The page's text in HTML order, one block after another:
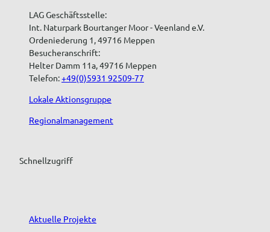
LAG Geschäftsstelle:
Int. Naturpark Bourtanger Moor - Veenland e.V.
Ordeniederung 1, 49716 Meppen
Besucheranschrift:
Helter Damm 11a, 49716 Meppen
Telefon:+49(0)5931 92509-77
Lokale Aktionsgruppe
Regionalmanagement
Schnellzugriff
Aktuelle Projekte